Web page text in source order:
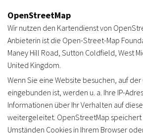
OpenStreetMap
Wir nutzen den Kartendienst von
Anbieterin ist die Open-Street-Map
Maney Hill Road, Sutton Coldfield, West
United Kingdom.
Wenn Sie eine Website besuchen, auf
eingebunden ist, werden u. a. Ihre IP-
Informationen über Ihr Verhalten auf
weitergeleitet. OpenStreetMap speichert
Umständen Cookies in Ihrem Browser